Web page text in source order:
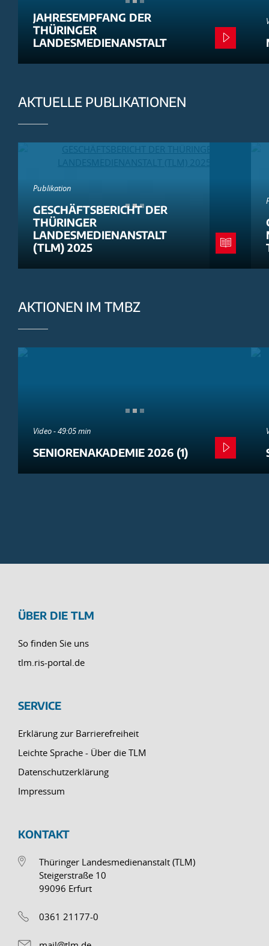
JAHRESEMPFANG DER
THÜRINGER
LANDESMEDIENANSTALT
AKTUELLE PUBLIKATIONEN
Publikation
GESCHÄFTSBERICHT DER
THÜRINGER
LANDESMEDIENANSTALT
(TLM) 2025
AKTIONEN IM TMBZ
Video - 49:05 min
SENIORENAKADEMIE 2026 (1)
ÜBER DIE TLM
So finden Sie uns
tlm.ris-portal.de
SERVICE
Erklärung zur Barrierefreiheit
Leichte Sprache - Über die TLM
Datenschutzerklärung
Impressum
KONTAKT
Thüringer Landesmedienanstalt (TLM)
Steigerstraße 10
99096 Erfurt
0361 21177-0